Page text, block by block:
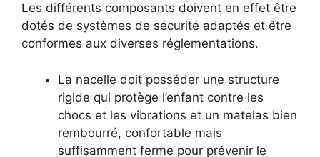
Les différents composants doivent en effet être
dotés de systèmes de sécurité adaptés et être
conformes aux diverses réglementations.
La nacelle doit posséder une structure
rigide qui protège l’enfant contre les
chocs et les vibrations et un matelas bien
rembourré, confortable mais
suffisamment ferme pour prévenir le